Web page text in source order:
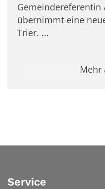
Gemeindereferentin
übernimmt eine
Trier. ...
Mehr
Service